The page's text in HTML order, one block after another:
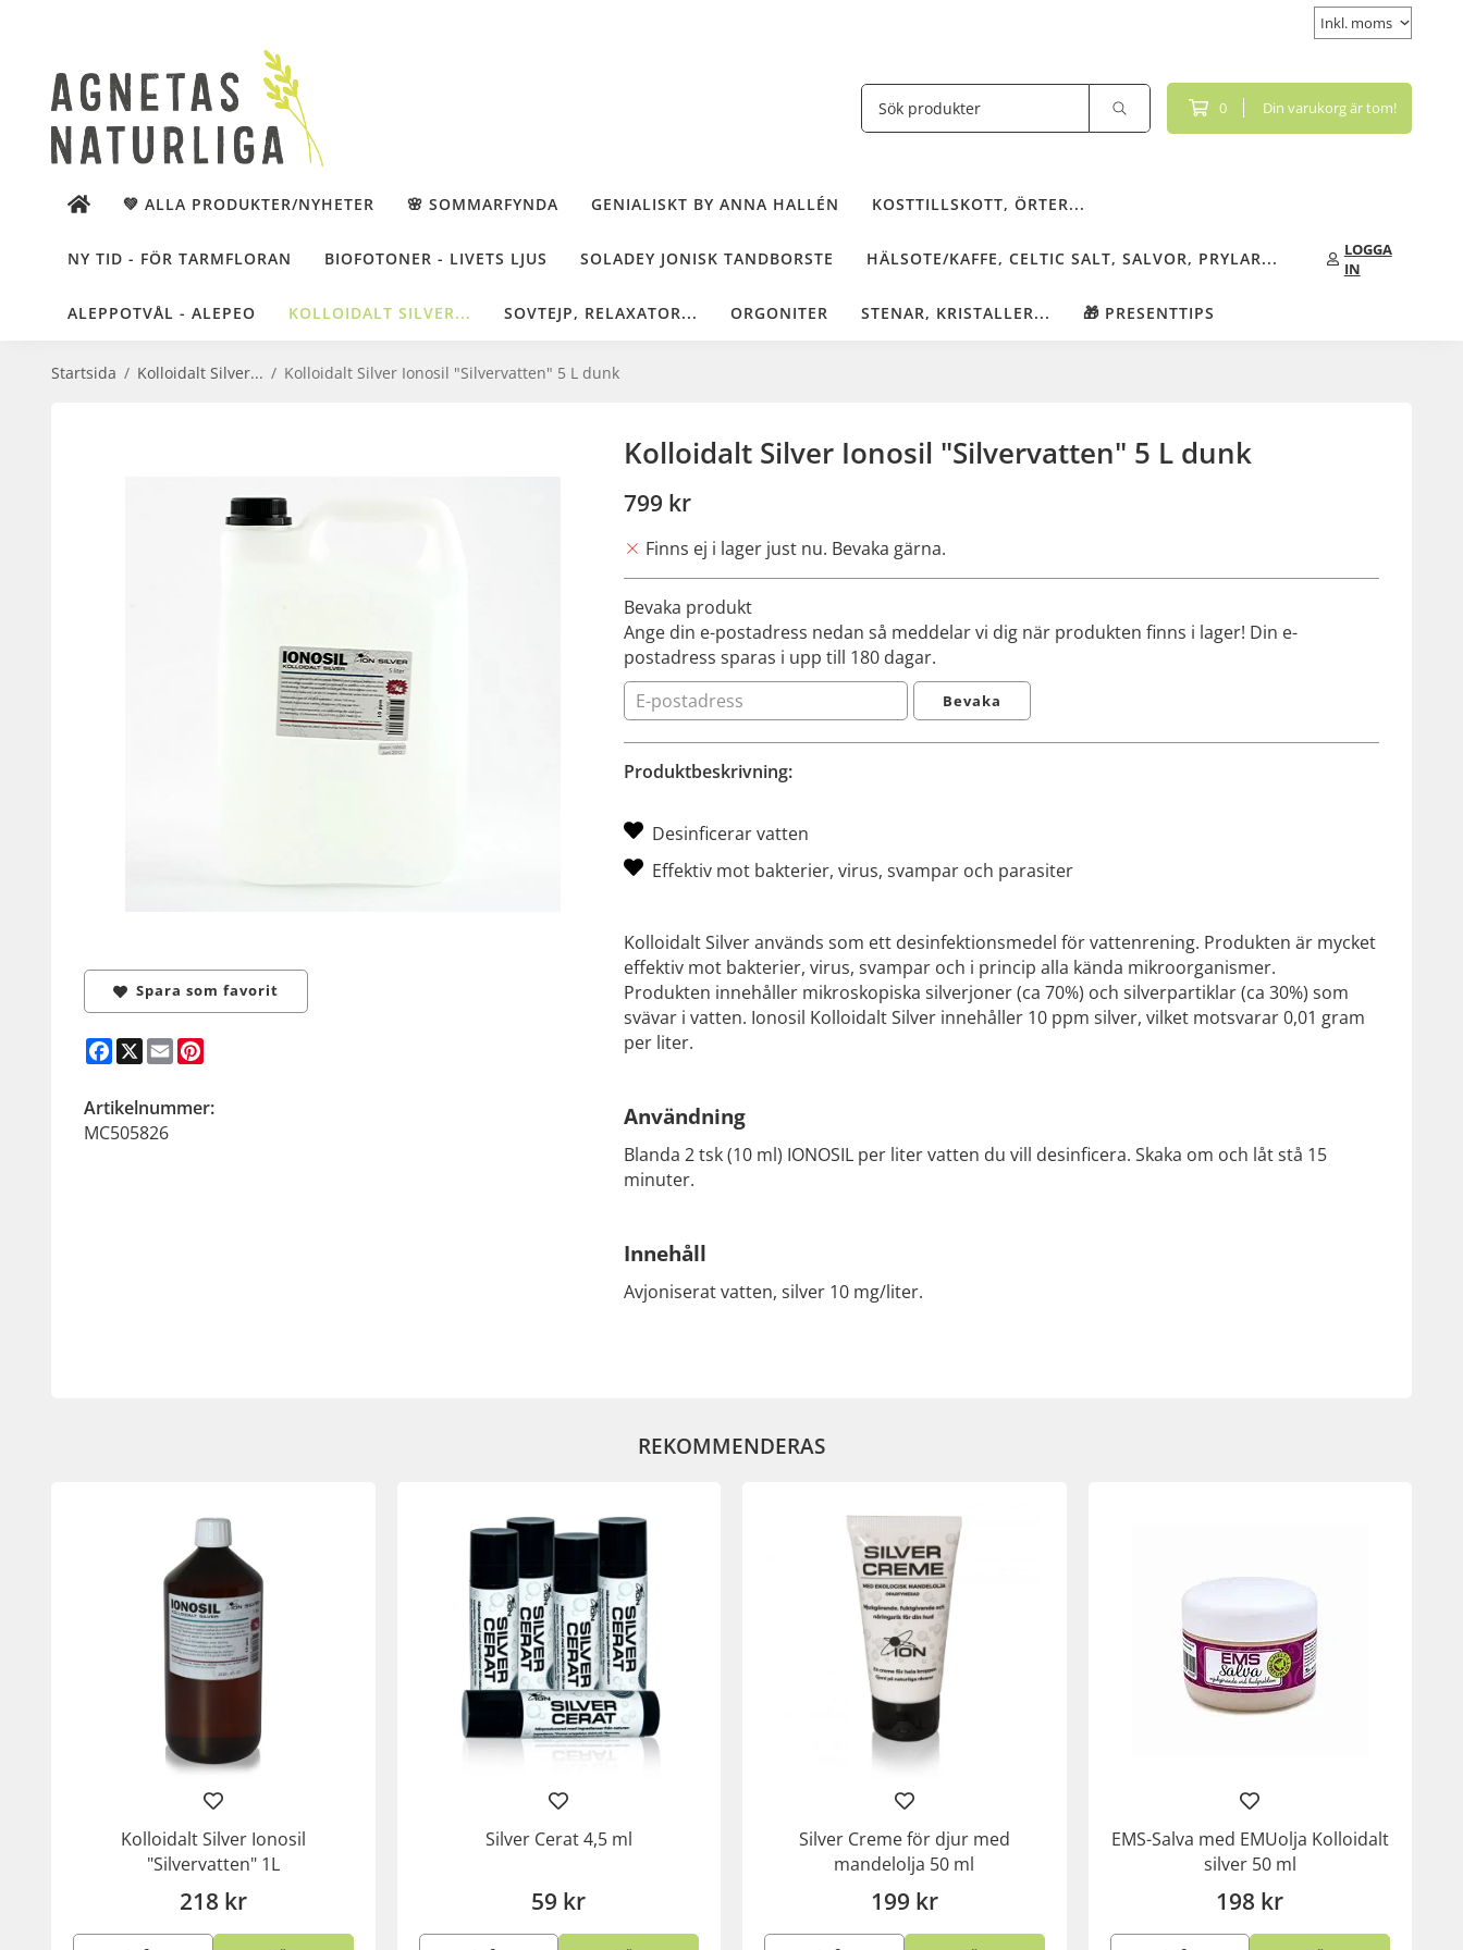
0 Din varukorg är tom!
💚 ALLA PRODUKTER/NYHETER 🌸 SOMMARFYNDA GENIALISKT BY ANNA HALLÉN KOSTTILLSKOTT, ÖRTER...
NY TID - FÖR TARMFLORAN BIOFOTONER - LIVETS LJUS SOLADEY JONISK TANDBORSTE HÄLSOTE/KAFFE, CELTIC SALT, SALVOR, PRYLAR...
ALEPPOTVÅL - ALEPEO KOLLOIDALT SILVER... SOVTEJP, RELAXATOR... ORGONITER STENAR, KRISTALLER... 🎁 PRESENTTIPS
LOGGA
IN
Startsida / Kolloidalt Silver... / Kolloidalt Silver Ionosil "Silvervatten" 5 L dunk
Kolloidalt Silver Ionosil "Silvervatten" 5 L dunk
799 kr
Finns ej i lager just nu. Bevaka gärna.
Bevaka produkt
Ange din e-postadress nedan så meddelar vi dig när produkten finns i lager! Din e-
postadress sparas i upp till 180 dagar.
Bevaka
Produktbeskrivning:
Desinficerar vatten
Effektiv mot bakterier, virus, svampar och parasiter
Kolloidalt Silver används som ett desinfektionsmedel för vattenrening. Produkten är mycket
effektiv mot bakterier, virus, svampar och i princip alla kända mikroorganismer.
Produkten innehåller mikroskopiska silverjoner (ca 70%) och silverpartiklar (ca 30%) som
svävar i vatten. Ionosil Kolloidalt Silver innehåller 10 ppm silver, vilket motsvarar 0,01 gram
per liter.
Användning
Blanda 2 tsk (10 ml) IONOSIL per liter vatten du vill desinficera. Skaka om och låt stå 15
minuter.
Innehåll
Avjoniserat vatten, silver 10 mg/liter.
Spara som favorit
Facebook
X Email
Artikelnummer:
MC505826
REKOMMENDERAS
Kolloidalt Silver Ionosil
"Silvervatten" 1L
218 kr
Silver Cerat 4,5 ml
59 kr
Silver Creme för djur med
mandelolja 50 ml
199 kr
EMS-Salva med EMUolja Kolloidalt
silver 50 ml
198 kr